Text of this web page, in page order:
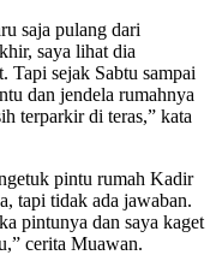
saja pulang dari
saya lihat dia
Tapi sejak Sabtu sampai
dan jendela rumahnya
terparkir di teras,” kata
pintu rumah Kadir
tapi tidak ada jawaban.
pintunya dan saya kaget
cerita Muawan.